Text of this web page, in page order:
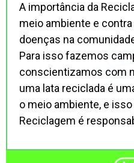
A importância da
meio ambiente e
doenças na
Para isso fazemos
conscientizamos com
uma lata reciclada é
o meio ambiente, e
Reciclagem é